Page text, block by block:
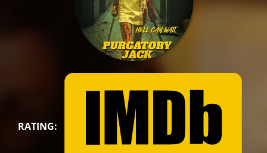
RATING: